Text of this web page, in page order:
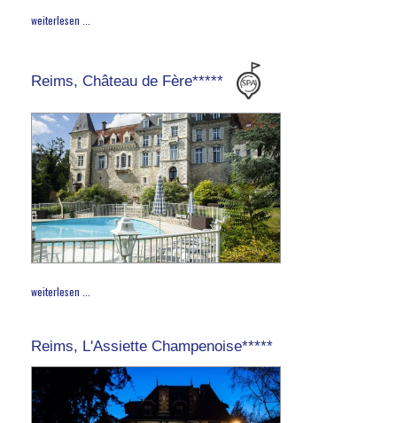
weiterlesen ...
Reims, Château de Fère*****
weiterlesen ...
Reims, L'Assiette Champenoise*****